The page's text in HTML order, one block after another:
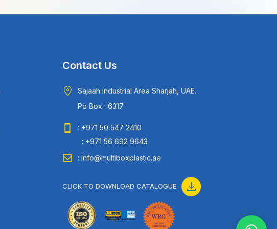
Contact Us
Sajaah Industrial Area Sharjah, UAE.
Po Box : 6317
: +971 50 547 2410
: +971 56 692 9643
: Info@multiboxplastic.ae
CLICK TO DOWNLOAD CATALOGUE